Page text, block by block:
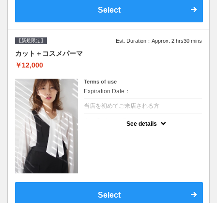
Select
【新規限定】 Est. Duration：Approx. 2 hrs30 mins
カット＋コスメパーマ
￥12,000
Terms of use
Expiration Date：
当店を初めてご来店される方
See details
Select